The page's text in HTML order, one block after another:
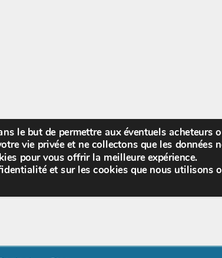
le but de permettre aux éventuels acheteurs
vie privée et ne collectons que les données
pour vous offrir la meilleure expérience.
et sur les cookies que nous utilisons